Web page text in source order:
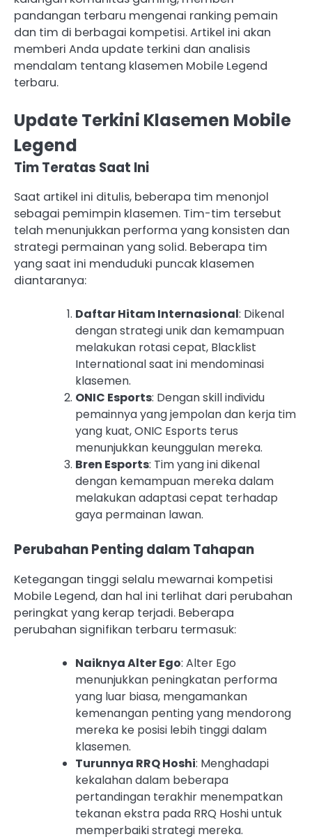
pandangan terbaru mengenai ranking pemain
dan tim di berbagai kompetisi. Artikel ini akan
memberi Anda update terkini dan analisis
mendalam tentang klasemen Mobile Legend
terbaru.
Update Terkini Klasemen Mobile
Legend
Tim Teratas Saat Ini
Saat artikel ini ditulis, beberapa tim menonjol
sebagai pemimpin klasemen. Tim-tim tersebut
telah menunjukkan performa yang konsisten dan
strategi permainan yang solid. Beberapa tim
yang saat ini menduduki puncak klasemen
diantaranya:
Daftar Hitam Internasional: Dikenal
dengan strategi unik dan kemampuan
melakukan rotasi cepat, Blacklist
International saat ini mendominasi
klasemen.
ONIC Esports: Dengan skill individu
pemainnya yang jempolan dan kerja tim
yang kuat, ONIC Esports terus
menunjukkan keunggulan mereka.
Bren Esports: Tim yang ini dikenal
dengan kemampuan mereka dalam
melakukan adaptasi cepat terhadap
gaya permainan lawan.
Perubahan Penting dalam Tahapan
Ketegangan tinggi selalu mewarnai kompetisi
Mobile Legend, dan hal ini terlihat dari perubahan
peringkat yang kerap terjadi. Beberapa
perubahan signifikan terbaru termasuk:
Naiknya Alter Ego: Alter Ego
menunjukkan peningkatan performa
yang luar biasa, mengamankan
kemenangan penting yang mendorong
mereka ke posisi lebih tinggi dalam
klasemen.
Turunnya RRQ Hoshi: Menghadapi
kekalahan dalam beberapa
pertandingan terakhir menempatkan
tekanan ekstra pada RRQ Hoshi untuk
memperbaiki strategi mereka.